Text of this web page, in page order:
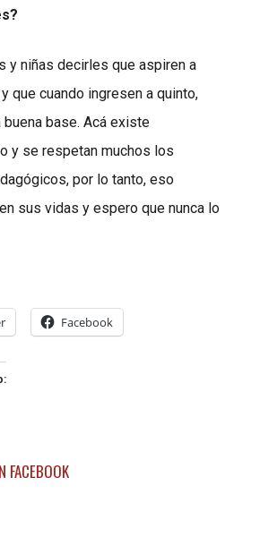
y niñas decirles que aspiren a
y que cuando ingresen a quinto,
buena base. Acá existe
y se respetan muchos los
por lo tanto, eso
sus vidas y espero que nunca lo
Facebook
FACEBOOK